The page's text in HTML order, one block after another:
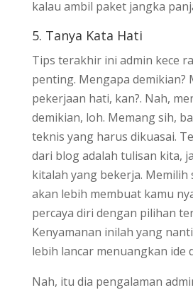
kalau ambil paket jangka
5. Tanya Kata Hati
Tips terakhir ini admin kece
penting. Mengapa demikian?
pekerjaan hati, kan?. Nah,
demikian, loh. Memang sih,
teknis yang harus dikuasai.
dari blog adalah tulisan kita,
kitalah yang bekerja. Memilih
akan lebih membuat kamu
percaya diri dengan pilihan
Kenyamanan inilah yang
lebih lancar menuangkan ide
Nah, itu dia pengalaman